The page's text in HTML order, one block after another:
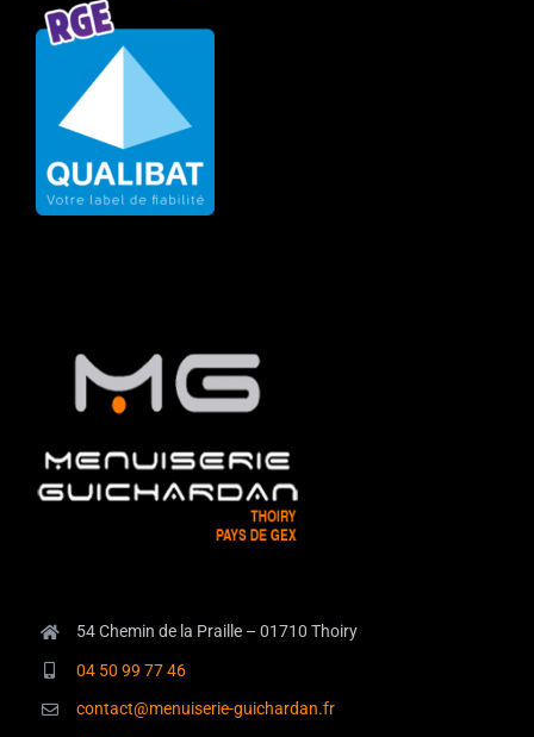
54 Chemin de la Praille – 01710 Thoiry
04 50 99 77 46
contact@menuiserie-guichardan.fr